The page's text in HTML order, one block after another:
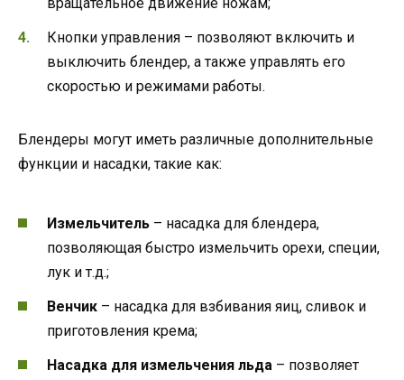
Кнопки управления – позволяют включить и
выключить блендер, а также управлять его
скоростью и режимами работы.
Блендеры могут иметь различные дополнительные
функции и насадки, такие как:
Измельчитель – насадка для блендера,
позволяющая быстро измельчить орехи, специи,
лук и т.д.;
Венчик – насадка для взбивания яиц, сливок и
приготовления крема;
Насадка для измельчения льда – позволяет